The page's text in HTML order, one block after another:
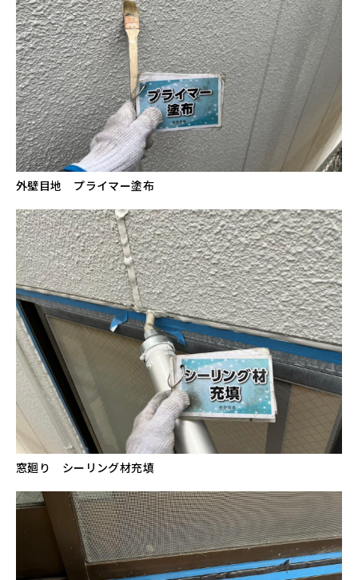
外壁目地 プライマー塗布
窓廻り シーリング材充填